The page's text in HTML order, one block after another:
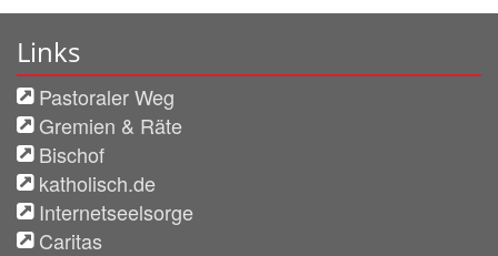
Links
Pastoraler Weg
Gremien & Räte
Bischof
katholisch.de
Internetseelsorge
Caritas